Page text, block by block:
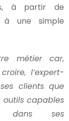
à partir de
à une simple
métier car,
l’expert-
clients que
outils capables
dans ses